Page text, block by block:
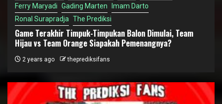
Ferry Maryadi Gading Marten Imam Darto
Ronal Surapradja The Prediksi
Game Terakhir Timpuk-Timpukan Balon Dimulai, Team
Hijau vs Team Orange Siapakah Pemenangnya?
2 years ago theprediksifans